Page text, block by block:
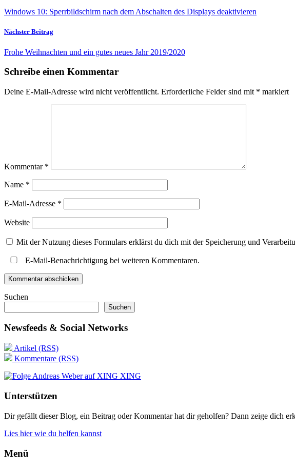
Windows 10: Sperrbildschirm nach dem Abschalten des Displays deaktivieren
Nächster Beitrag
Frohe Weihnachten und ein gutes neues Jahr 2019/2020
Schreibe einen Kommentar
Deine E-Mail-Adresse wird nicht veröffentlicht. Erforderliche Felder sind mit * markiert
Kommentar *
Name *
E-Mail-Adresse *
Website
Mit der Nutzung dieses Formulars erklärst du dich mit der Speicherung und
E-Mail-Benachrichtigung bei weiteren Kommentaren.
Suchen
Suchen
Newsfeeds & Social Networks
Artikel (RSS)
Kommentare (RSS)
XING
Unterstützen
Dir gefällt dieser Blog, ein Beitrag oder Kommentar hat dir geholfen? Dann zeige dich
Lies hier wie du helfen kannst
Menü